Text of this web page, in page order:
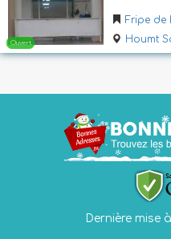
Fripe de
Houmt
Dernière mise